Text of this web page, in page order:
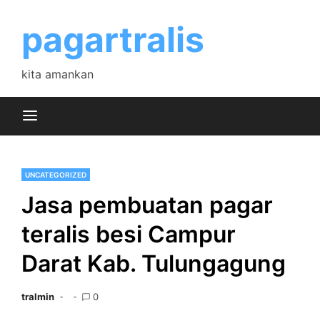
contentpagartralis
kita amankan
UNCATEGORIZED
Jasa pembuatan pagar
teralis besi Campur
Darat Kab. Tulungagung
tralmin 0